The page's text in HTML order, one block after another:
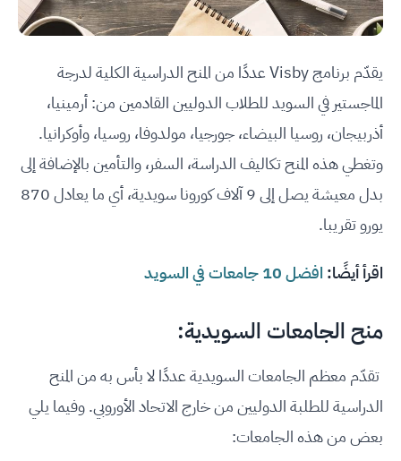
يقدّم برنامج Visby عددًا من المنح الدراسية الكلية لدرجة
الماجستير في السويد للطلاب الدوليين القادمين من: أرمينيا،
أذربيجان، روسيا البيضاء، جورجيا، مولدوفا، روسيا، وأوكرانيا.
وتغطي هذه المنح تكاليف الدراسة، السفر، والتأمين بالإضافة إلى
بدل معيشة يصل إلى 9 آلاف كورونا سويدية، أي ما يعادل 870
يورو تقريبا.
اقرأ أيضًا: افضل 10 جامعات في السويد
منح الجامعات السويدية:
تقدّم معظم الجامعات السويدية عددًا لا بأس به من المنح
الدراسية للطلبة الدوليين من خارج الاتحاد الأوروبي. وفيما يلي
بعض من هذه الجامعات: